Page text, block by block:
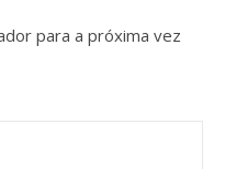
para a próxima vez